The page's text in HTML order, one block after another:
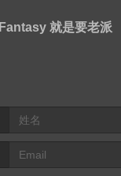
就是要老派